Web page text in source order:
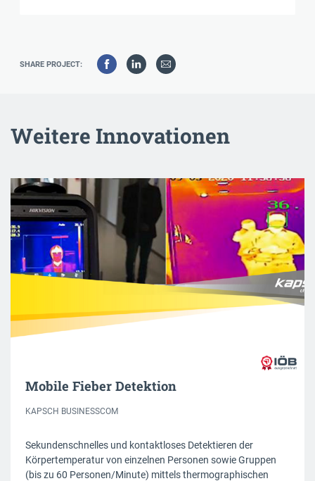
SHARE PROJECT:
Weitere Innovationen
Mobile Fieber Detektion
KAPSCH BUSINESSCOM
Sekundenschnelles und kontaktloses Detektieren der
Körpertemperatur von einzelnen Personen sowie Gruppen
(bis zu 60 Personen/Minute) mittels thermographischen